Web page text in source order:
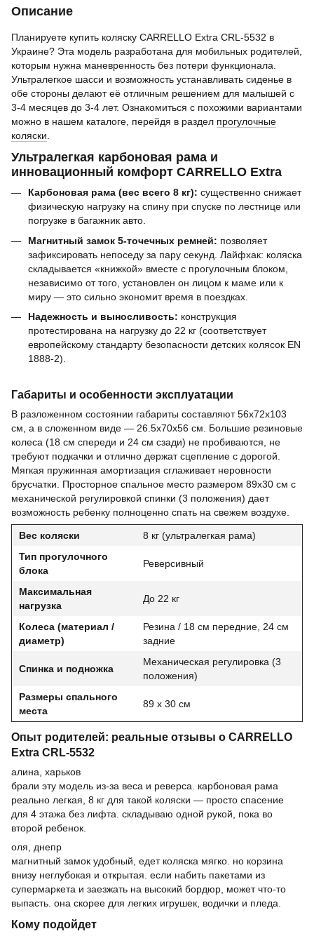
Описание
Планируете купить коляску CARRELLO Extra CRL-5532 в
Украине? Эта модель разработана для мобильных родителей,
которым нужна маневренность без потери функционала.
Ультралегкое шасси и возможность устанавливать сиденье в
обе стороны делают её отличным решением для малышей с
3-4 месяцев до 3-4 лет. Ознакомиться с похожими вариантами
можно в нашем каталоге, перейдя в раздел прогулочные
коляски
Ультралегкая карбоновая рама и
инновационный комфорт CARRELLO Extra
Карбоновая рама (вес всего 8 кг): существенно снижает
физическую нагрузку на спину при спуске по лестнице или
погрузке в багажник авто.
Магнитный замок 5-точечных ремней: позволяет
зафиксировать непоседу за пару секунд. Лайфхак: коляска
складывается «книжкой» вместе с прогулочным блоком,
независимо от того, установлен он лицом к маме или к
миру — это сильно экономит время в поездках.
Надежность и выносливость: конструкция
протестирована на нагрузку до 22 кг (соответствует
европейскому стандарту безопасности детских колясок EN
1888-2).
Габариты и особенности эксплуатации
В разложенном состоянии габариты составляют 56х72х103
см, а в сложенном виде — 26.5х70х56 см. Большие резиновые
колеса (18 см спереди и 24 см сзади) не пробиваются, не
требуют подкачки и отлично держат сцепление с дорогой.
Мягкая пружинная амортизация сглаживает неровности
брусчатки. Просторное спальное место размером 89х30 см с
механической регулировкой спинки (3 положения) дает
возможность ребенку полноценно спать на свежем воздухе.
Вес коляски
8 кг (ультралегкая рама)
Тип прогулочного
блока
Реверсивный
Максимальная
нагрузка
До 22 кг
Колеса (материал /
диаметр)
Резина / 18 см передние, 24 см
задние
Спинка и подножка
Механическая регулировка (3
положения)
Размеры спального
места
89 х 30 см
Опыт родителей: реальные отзывы о CARRELLO
Extra CRL-5532
алина, харьков
брали эту модель из-за веса и реверса. карбоновая рама
реально легкая, 8 кг для такой коляски — просто спасение
для 4 этажа без лифта. складываю одной рукой, пока во
второй ребенок.
оля, днепр
магнитный замок удобный, едет коляска мягко. но корзина
внизу неглубокая и открытая. если набить пакетами из
супермаркета и заезжать на высокий бордюр, может что-то
выпасть. она скорее для легких игрушек, водички и пледа.
Кому подойдет